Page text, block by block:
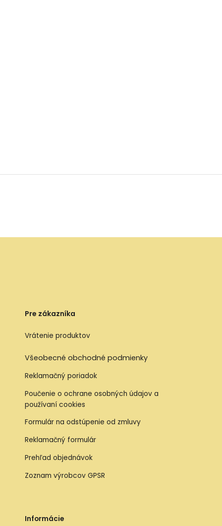
Pre zákazníka
Vrátenie produktov
Všeobecné obchodné podmienky
Reklamačný poriadok
Poučenie o ochrane osobných údajov a
používaní cookies
Formulár na odstúpenie od zmluvy
Reklamačný formulár
Prehľad objednávok
Zoznam výrobcov GPSR
Informácie